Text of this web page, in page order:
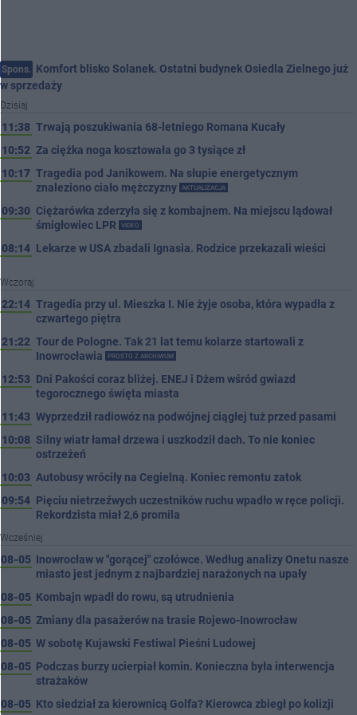
Spons. Komfort blisko Solanek. Ostatni budynek Osiedla Zielnego już
w sprzedaży
Dzisiaj
11:38 Trwają poszukiwania 68-letniego Romana Kucały
10:52 Za ciężka noga kosztowała go 3 tysiące zł
10:17 Tragedia pod Janikowem. Na słupie energetycznym
znaleziono ciało mężczyzny
AKTUALIZACJA
09:30 Ciężarówka zderzyła się z kombajnem. Na miejscu lądował
śmigłowiec LPR
VIDEO
08:14 Lekarze w USA zbadali Ignasia. Rodzice przekazali wieści
Wczoraj
22:14 Tragedia przy ul. Mieszka I. Nie żyje osoba, która wypadła z
czwartego piętra
21:22 Tour de Pologne. Tak 21 lat temu kolarze startowali z
Inowrocławia
PROSTO Z ARCHIWUM
12:53 Dni Pakości coraz bliżej. ENEJ i Dżem wśród gwiazd
tegorocznego święta miasta
11:43 Wyprzedził radiowóz na podwójnej ciągłej tuż przed pasami
10:08 Silny wiatr łamał drzewa i uszkodził dach. To nie koniec
ostrzeżeń
10:03 Autobusy wróciły na Cegielną. Koniec remontu zatok
09:54 Pięciu nietrzeźwych uczestników ruchu wpadło w ręce policji.
Rekordzista miał 2,6 promila
Wcześniej
08-05 Inowrocław w "gorącej" czołówce. Według analizy Onetu nasze
miasto jest jednym z najbardziej narażonych na upały
08-05 Kombajn wpadł do rowu, są utrudnienia
08-05 Zmiany dla pasażerów na trasie Rojewo-Inowrocław
08-05 W sobotę Kujawski Festiwal Pieśni Ludowej
08-05 Podczas burzy ucierpiał komin. Konieczna była interwencja
strażaków
08-05 Kto siedział za kierownicą Golfa? Kierowca zbiegł po kolizji